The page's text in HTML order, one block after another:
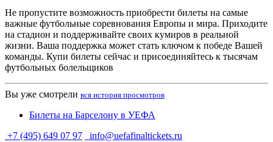
Не пропустите возможность приобрести билеты на самые
важные футбольные соревнования Европы и мира. Приходите
на стадион и поддерживайте своих кумиров в реальной
жизни. Ваша поддержка может стать ключом к победе Вашей
команды. Купи билеты сейчас и присоединяйтесь к тысячам
футбольных болельщиков
Вы уже смотрели вся история просмотров
Билеты на Барселону в УЕФА
+7 (495) 649 07 97
info@uefafinaltickets.ru